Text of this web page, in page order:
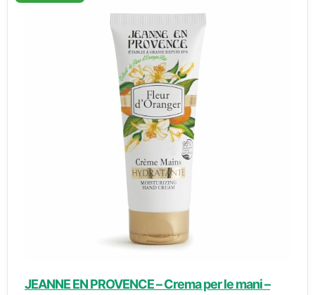
JEANNE EN PROVENCE – Crema per le mani –